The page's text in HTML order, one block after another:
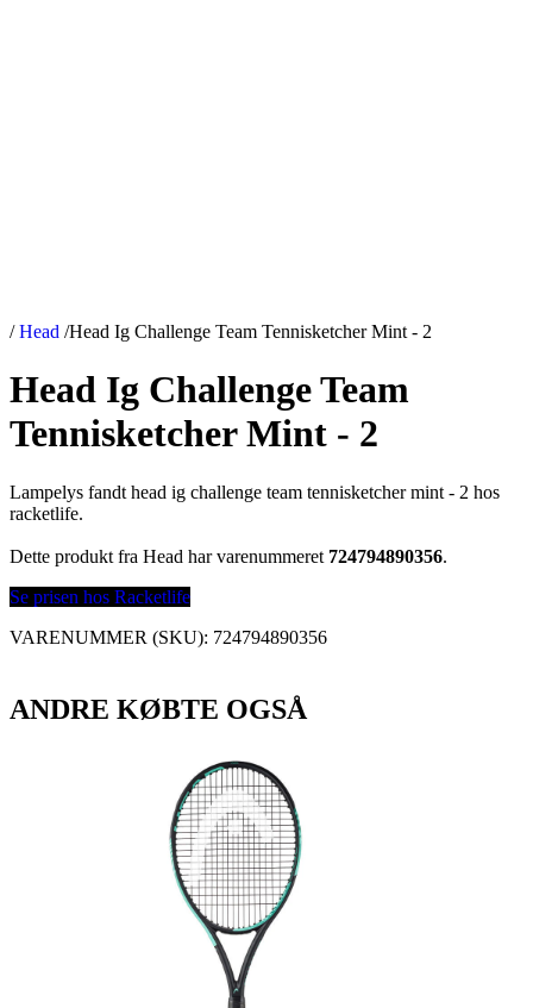
/ Head /Head Ig Challenge Team Tennisketcher Mint - 2
Head Ig Challenge Team
Tennisketcher Mint - 2
Lampelys fandt head ig challenge team tennisketcher mint - 2 hos
racketlife.
Dette produkt fra Head har varenummeret 724794890356.
Se prisen hos Racketlife
VARENUMMER (SKU): 724794890356
ANDRE KØBTE OGSÅ